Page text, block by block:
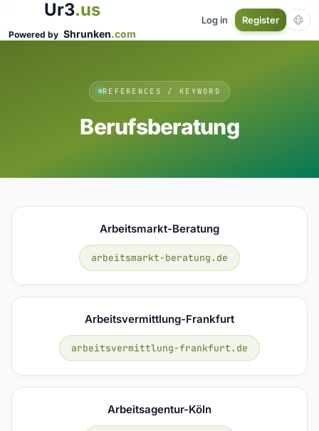
Ur3.us
Powered by Shrunken.com
Log in Register
REFERENCES / KEYWORD
Berufsberatung
Arbeitsmarkt-Beratung
arbeitsmarkt-beratung.de
Arbeitsvermittlung-Frankfurt
arbeitsvermittlung-frankfurt.de
Arbeitsagentur-Köln